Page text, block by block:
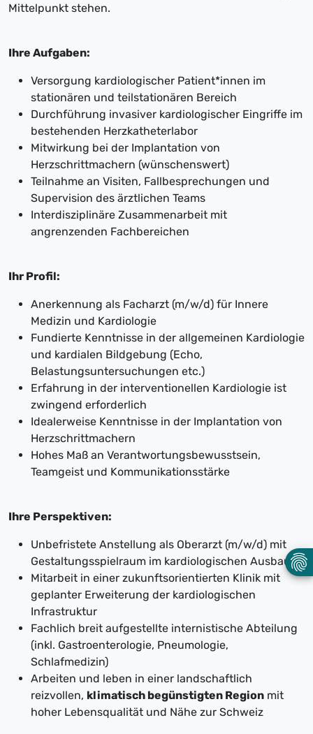
Mittelpunkt stehen.
Ihre Aufgaben:
Versorgung kardiologischer Patient*innen im
stationären und teilstationären Bereich
Durchführung invasiver kardiologischer Eingriffe im
bestehenden Herzkatheterlabor
Mitwirkung bei der Implantation von
Herzschrittmachern (wünschenswert)
Teilnahme an Visiten, Fallbesprechungen und
Supervision des ärztlichen Teams
Interdisziplinäre Zusammenarbeit mit
angrenzenden Fachbereichen
Ihr Profil:
Anerkennung als Facharzt (m/w/d) für Innere
Medizin und Kardiologie
Fundierte Kenntnisse in der allgemeinen Kardiologie
und kardialen Bildgebung (Echo,
Belastungsuntersuchungen etc.)
Erfahrung in der interventionellen Kardiologie ist
zwingend erforderlich
Idealerweise Kenntnisse in der Implantation von
Herzschrittmachern
Hohes Maß an Verantwortungsbewusstsein,
Teamgeist und Kommunikationsstärke
Ihre Perspektiven:
Unbefristete Anstellung als Oberarzt (m/w/d) mit
Gestaltungsspielraum im kardiologischen Ausbau
Mitarbeit in einer zukunftsorientierten Klinik mit
geplanter Erweiterung der kardiologischen
Infrastruktur
Fachlich breit aufgestellte internistische Abteilung
(inkl. Gastroenterologie, Pneumologie,
Schlafmedizin)
Arbeiten und leben in einer landschaftlich
reizvollen, klimatisch begünstigten Region mit
hoher Lebensqualität und Nähe zur Schweiz